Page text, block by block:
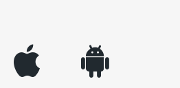
appleinc android